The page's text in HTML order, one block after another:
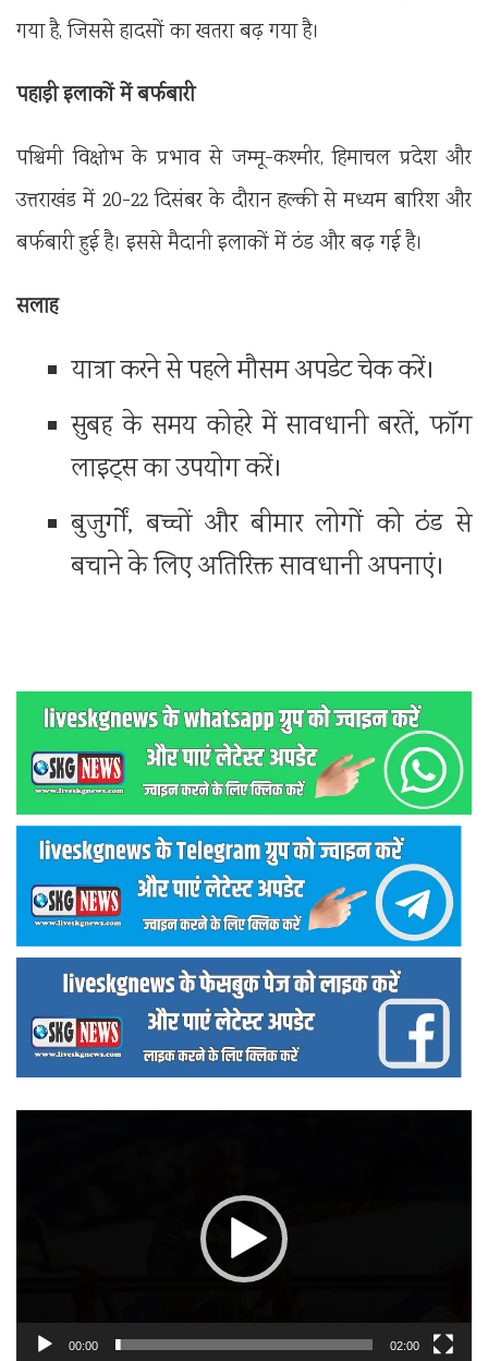
गया है, जिससे हादसों का खतरा बढ़ गया है।
पहाड़ी इलाकों में बर्फबारी
पश्चिमी विक्षोभ के प्रभाव से जम्मू-कश्मीर, हिमाचल प्रदेश और
उत्तराखंड में 20-22 दिसंबर के दौरान हल्की से मध्यम बारिश और
बर्फबारी हुई है। इससे मैदानी इलाकों में ठंड और बढ़ गई है।
सलाह
यात्रा करने से पहले मौसम अपडेट चेक करें।
सुबह के समय कोहरे में सावधानी बरतें, फॉग
लाइट्स का उपयोग करें।
बुजुर्गों, बच्चों और बीमार लोगों को ठंड से
बचाने के लिए अतिरिक्त सावधानी अपनाएं।
00:00 02:00